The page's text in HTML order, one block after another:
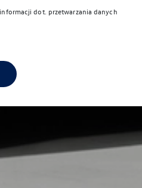
dot. przetwarzania danych